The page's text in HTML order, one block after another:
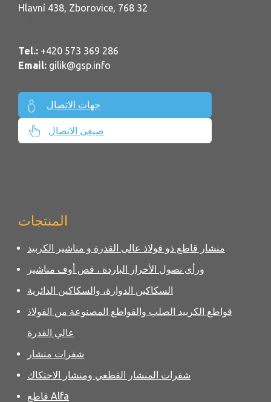
Hlavní 438, Zborovice, 768 32
Tel.: +420 573 369 286
Email: gilik@gsp.info
جهات الاتصال
صيغى الاتصال
المنتجات
منشار قاطع ذو فولاذ عالى القدرة و مناشير الكربيد
ورأى نصول الأحرار الباردة ، قص أوف مناشير
السكاكين الدوارة، والسكاكين الدائرية
قواطع الكربيد الصلب والقواطع المصنوعة من الفولاذ
عالي القدرة
شفرات منشار
شفرات المنشار القطعي ومنشار الاحتكاك
قاطع Alfa